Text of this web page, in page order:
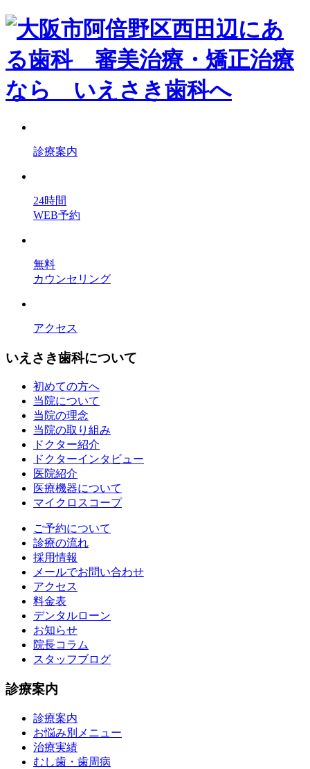
診療案内
24時間
WEB予約
無料
カウンセリング
アクセス
いえさき歯科について
初めての方へ
当院について
当院の理念
当院の取り組み
ドクター紹介
ドクターインタビュー
医院紹介
医療機器について
マイクロスコープ
ご予約について
診療の流れ
採用情報
メールでお問い合わせ
アクセス
料金表
デンタルローン
お知らせ
院長コラム
スタッフブログ
診療案内
診療案内
お悩み別メニュー
治療実績
むし歯・歯周病